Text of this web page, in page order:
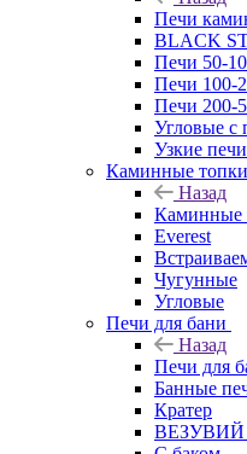
Печи
BLACK
Печи 50-
Печи 100-
Печи 200-
Угловые с
Узкие
Каминные топки
Назад
Каминные
Everest
Чугунные
Угловые
Печи для бани
Назад
Печи для
Банные
Кратер
ВЕЗУВИЙ